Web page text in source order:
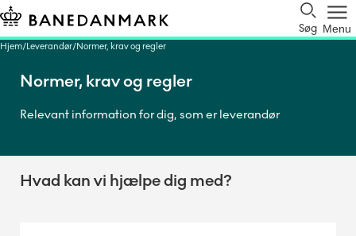
Søg Menu
Hjem Leverandør Normer, krav og regler
Normer, krav og regler
Relevant information for dig, som er leverandør
Hvad kan vi hjælpe dig med?